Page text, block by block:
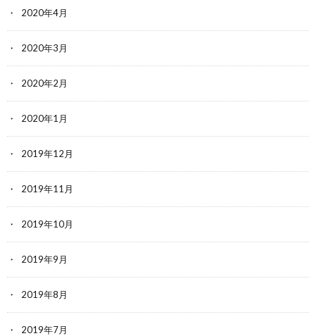
2020年4月
2020年3月
2020年2月
2020年1月
2019年12月
2019年11月
2019年10月
2019年9月
2019年8月
2019年7月